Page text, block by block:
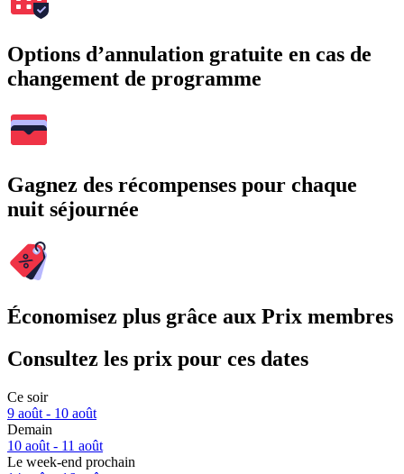
Options d’annulation gratuite en cas de
changement de programme
Gagnez des récompenses pour chaque
nuit séjournée
Économisez plus grâce aux Prix membres
Consultez les prix pour ces dates
Ce soir
9 août - 10 août
Demain
10 août - 11 août
Le week-end prochain